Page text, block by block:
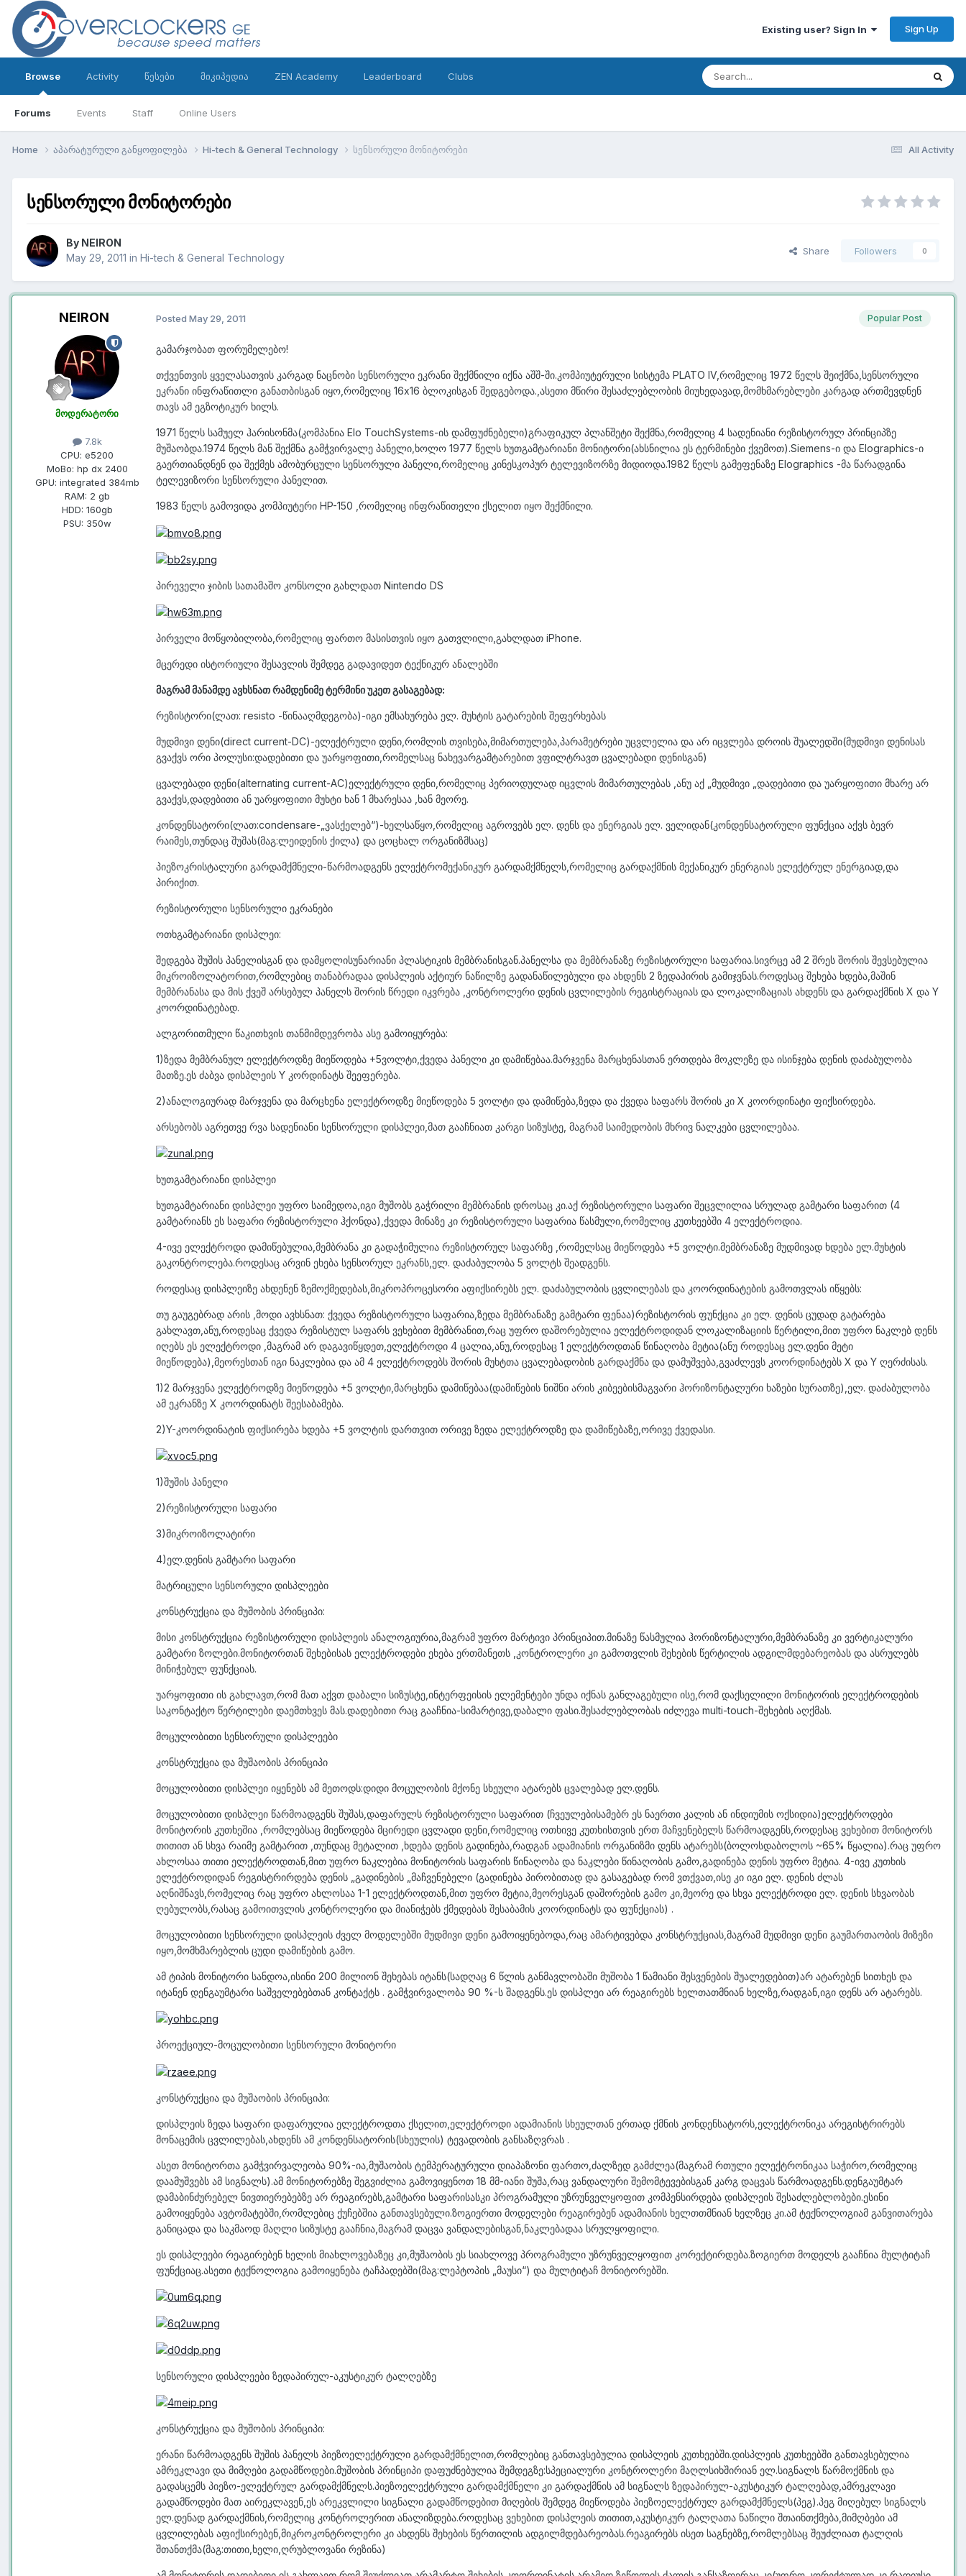
Existing user? Sign In Sign Up
Browse
Forums Events Staff Online Users
Activity წესები მიკიპედია ZEN Academy Leaderboard Clubs
All Activity
Home აპარატურული განყოფილება Hi-tech & General Technology სენსორული მონიტორები
სენსორული მონიტორები
By NEIRON
May 29, 2011 in Hi-tech & General Technology
Share Followers 0
NEIRON
მოდერატორი
7.8k
CPU: e5200
MoBo: hp dx 2400
GPU: integrated 384mb
RAM: 2 gb
HDD: 160gb
PSU: 350w
Popular Post
Posted May 29, 2011
გამარჯობათ ფორუმელებო!
თქვენთვის ყველასათვის კარგად ნაცნობი სენსორული ეკრანი შექმნილი იქნა აშშ-ში.კომპიუტერული სისტემა PLATO IV,რომელიც 1972 წელს შეიქმნა,სენსორული
ეკრანი ინფრაწითლი განათბისგან იყო,რომელიც 16x16 ბლოკისგან შედგებოდა.,ასეთი მწირი შესაძლებლობის მიუხედავად,მომხმარებლები კარგად ართმევდნენ
თავს ამ ეგზოტიკურ ხილს.
1971 წელს სამუელ ჰარისონმა(კომპანია Elo TouchSystems-ის დამფუძნებელი)გრაფიკულ პლანშეტი შექმნა,რომელიც 4 სადენიანი რეზისტორულ პრინციპზე
მუშაობდა.1974 წელს მან შექმნა გამჭვირვალე პანელი,ხოლო 1977 წელს ხუთგამტარიანი მონიტორი(ახსნილია ეს ტერმინები ქვემოთ).Siemens-ი და Elographics-ი
გაერთიანდნენ და შექმეს ამობურცული სენსორული პანელი,რომელიც კინესკოპურ ტელევიზორზე მიდიოდა.1982 წელს გამეფენაზე Elographics -მა წარადგინა
ტელევიზორი სენსორული პანელით.
1983 წელს გამოვიდა კომპიუტერი HP-150 ,რომელიც ინფრაწითელი ქსელით იყო შექმნილი.
პირეველი ჯიბის სათამაშო კონსოლი გახლდათ Nintendo DS
პირველი მოწყობილობა,რომელიც ფართო მასისთვის იყო გათვლილი,გახლდათ iPhone.
მცერედი ისტორიული შესავლის შემდეგ გადავიდეთ ტექნიკურ ანალებში
მაგრამ მანამდე ავხსნათ რამდენიმე ტერმინი უკეთ გასაგებად:
რეზისტორი(ლათ: resisto -წინააღმდეგობა)-იგი ემსახურება ელ. მუხტის გატარების შეფერხებას
მუდმივი დენი(direct current-DC)-ელექტრული დენი,რომლის თვისება,მიმართულება,პარამეტრები უცვლელია და არ იცვლება დროის შუალედში(მუდმივი დენისას
გვაქვს ორი პოლუსი:დადებითი და უარყოფითი,რომელსაც ნახევარგამტარებით ვფილტრავთ ცვალებადი დენისგან)
ცვალებადი დენი(alternating current-AC)ელექტრული დენი,რომელიც პერიოდულად იცვლის მიმართულებას ,ანუ აქ „მუდმივი „დადებითი და უარყოფითი მხარე არ
გვაქვს,დადებითი ან უარყოფითი მუხტი ხან 1 მხარესაა ,ხან მეორე.
კონდენსატორი(ლათ:condensare-„ვასქელებ“)-ხელსაწყო,რომელიც აგროვებს ელ. დენს და ენერგიას ელ. ველიდან(კონდენსატორული ფუნქცია აქვს ბევრ
რაიმეს,თუნდაც შუშას(მაგ:ლეიდენის ქილა) და ცოცხალ ორგანიზმსაც)
პიეზოკრისტალური გარდამქმნელი-წარმოადგენს ელექტრომექანიკურ გარდამქმნელს,რომელიც გარდაქმნის მექანიკურ ენერგიას ელექტრულ ენერგიად,და
პირიქით.
რეზისტორული სენსორული ეკრანები
ოთხგამტარიანი დისპლეი:
შედგება შუშის პანელისგან და დამყოლისუნარიანი პლასტიკის მემბრანისგან.პანელსა და მემბრანაზე რეზისტორული საფარია.სივრცე ამ 2 შრეს შორის შევსებულია
მიკროიზოლატორით,რომლებიც თანაბრადაა დისპლეის აქტიურ ნაწილზე გადანაწილებული და ახდენს 2 ზედაპირის გამიჯვნას.როდესაც შეხება ხდება,მაშინ
მემბრანასა და მის ქვეშ არსებულ პანელს შორის წრედი იკვრება ,კონტროლერი დენის ცვლილების რეგისტრაციას და ლოკალიზაციას ახდენს და გარდაქმნის X და Y
კოორდინატებად.
ალგორითმული წაკითხვის თანმიმდევრობა ასე გამოიყურება:
1)ზედა მემბრანულ ელექტროდზე მიეწოდება +5ვოლტი,ქვედა პანელი კი დამიწებაა.მარჯვენა მარცხენასთან ერთდება მოკლეზე და ისინჯება დენის დაძაბულობა
მათზე.ეს ძაბვა დისპლეის Y კორდინატს შეეფერება.
2)ანალოგიურად მარჯვენა და მარცხენა ელექტროდზე მიეწოდება 5 ვოლტი და დამიწება,ზედა და ქვედა საფარს შორის კი X კოორდინატი ფიქსირდება.
არსებობს აგრეთვე რვა სადენიანი სენსორული დისპლეი,მათ გააჩნიათ კარგი სიზუსტე, მაგრამ საიმედობის მხრივ ნალკები ცვლილებაა.
ხუთგამტარიანი დისპლეი
ხუთგამტარიანი დისპლეი უფრო საიმედოა,იგი მუშობს გაჭრილი მემბრანის დროსაც კი.აქ რეზისტორული საფარი შეცვლილია სრულად გამტარი საფარით (4
გამტარიანს ეს საფარი რეზისტორული ჰქონდა),ქვედა მინაზე კი რეზისტორული საფარია წასმული,რომელიც კუთხეებში 4 ელექტროდია.
4-ივე ელექტროდი დამიწებულია,მემბრანა კი გადაჭიმულია რეზისტორულ საფარზე ,რომელსაც მიეწოდება +5 ვოლტი.მემბრანაზე მუდმივად ხდება ელ.მუხტის
გაკონტროლება.როდესაც არვინ ეხება სენსორულ ეკრანს,ელ. დაძაბულობა 5 ვოლტს შეადგენს.
როდესაც დისპლეიზე ახდენენ ზემოქმედებას,მიკროპროცესორი აფიქსირებს ელ. დაძაბულობის ცვლილებას და კოორდინატების გამოთვლას იწყებს:
თუ გაუგებრად არის ,მოდი ავხსნათ: ქვედა რეზისტორული საფარია,ზედა მემბრანაზე გამტარი ფენაა)რეზისტორის ფუნქცია კი ელ. დენის ცუდად გატარება
გახლავთ,ანუ,როდესაც ქვედა რეზისტულ საფარს ვეხებით მემბრანით,რაც უფრო დაშორებულია ელექტროდიდან ლოკალიზაციის წერტილი,მით უფრო ნაკლებ დენს
იღებს ეს ელექტროდი ,მაგრამ არ დაგავიწყდეთ,ელექტროდი 4 ცალია,ანუ,როდესაც 1 ელექტროდთან წინაღობა მეტია(ანუ როდესაც ელ.დენი მეტი
მიეწოდება),მეორესთან იგი ნაკლებია და ამ 4 ელექტროდებს შორის მუხტთა ცვალებადობის გარდაქმნა და დამუშვება,გვაძლევს კოორდინატებს X და Y ღერძისას.
1)2 მარჯვენა ელექტროდზე მიეწოდება +5 ვოლტი,მარცხენა დამიწებაა(დამიწების ნიშნი არის კიბეებისმაგვარი ჰორიზონტალური ხაზები სურათზე),ელ. დაძაბულობა
ამ ეკრანზე X კოორდინატს შეესაბამება.
2)Y-კოორდინატის ფიქსირება ხდება +5 ვოლტის დართვით ორივე ზედა ელექტროდზე და დამიწებაზე,ორივე ქვედასი.
1)შუშის პანელი
2)რეზისტორული საფარი
3)მიკროიზოლატირი
4)ელ.დენის გამტარი საფარი
მატრიცული სენსორული დისპლეები
კონსტრუქცია და მუშობის პრინციპი:
მისი კონსტრუქცია რეზისტორული დისპლეის ანალოგიურია,მაგრამ უფრო მარტივი პრინციპით.მინაზე წასმულია ჰორიზონტალური,მემბრანაზე კი ვერტიკალური
გამტარი ზოლები.მონიტორთან შეხებისას ელექტროდები ეხება ერთმანეთს ,კონტროლერი კი გამოთვლის შეხების წერტილის ადგილმდებარეობას და ასრულებს
მინიჭებულ ფუნქციას.
უარყოფითი ის გახლავთ,რომ მათ აქვთ დაბალი სიზუსტე,ინტერფეისის ელემენტები უნდა იქნას განლაგებული ისე,რომ დაქსელილი მონიტორის ელექტროდების
საკონტაქტო წერტილები დაემთხვეს მას.დადებითი რაც გააჩნია-სიმარტივე,დაბალი ფასი.შესაძლებლობას იძლევა multi-touch-შეხების აღქმას.
მოცულობითი სენსორული დისპლეები
კონსტრუქცია და მუშაობის პრინციპი
მოცულობითი დისპლეი იყენებს ამ მეთოდს:დიდი მოცულობის მქონე სხეული ატარებს ცვალებად ელ.დენს.
მოცულობითი დისპლეი წარმოადგენს შუშას,დაფარულს რეზისტორული საფარით (ჩვეულებისამებრ ეს ნაერთი კალის ან ინდიუმის ოქსიდია)ელექტროდები
მონიტორის კუთხეშია ,რომლებსაც მიეწოდება მცირედი ცვლადი დენი,რომელიც ოთხივე კუთხისთვის ერთ მაჩვენებელს წარმოადგენს,როდესაც ვეხებით მონიტორს
თითით ან სხვა რაიმე გამტარით ,თუნდაც მეტალით ,ხდება დენის გადინება,რადგან ადამიანის ორგანიზმი დენს ატარებს(ბოლოსდაბოლოს ~65% წყალია).რაც უფრო
ახლოსაა თითი ელექტროდთან,მით უფრო ნაკლებია მონიტორის საფარის წინაღობა და ნაკლები წინაღობის გამო,გადინება დენის უფრო მეტია. 4-ივე კუთხის
ელექტროდიდან რეგისტრირდება დენის „გადინების „მაჩვენებელი (გადინება პირობითად და გასაგებად რომ ვთქვათ,ისე კი იგი ელ. დენის ძლას
აღნიშნავს,რომელიც რაც უფრო ახლოსაა 1-1 ელექტროდთან,მით უფრო მეტია,მეორესგან დაშორების გამო კი,მეორე და სხვა ელექტროდი ელ. დენის სხვაობას
ღებულობს,რასაც გამოითვლის კონტროლერი და მიანიჭებს ქმედებას შესაბამის კოორდინატს და ფუნქციას) .
მოცულობითი სენსორული დისპლეის ძველ მოდელებში მუდმივი დენი გამოიყენებოდა,რაც ამარტივებდა კონსტრუქციას,მაგრამ მუდმივი დენი გაუმართაობის მიზეზი
იყო,მომხმარებლის ცუდი დამიწების გამო.
ამ ტიპის მონიტორი სანდოა,ისინი 200 მილიონ შეხებას იტანს(სადღაც 6 წლის განმავლობაში მუშობა 1 წამიანი შესვენების შუალედებით)არ ატარებენ სითხეს და
იტანენ დენგაუმტარი საშველებებთან კონტაქტს . გამჭვირვალობა 90 %-ს შადგენს.ეს დისპლეი არ რეაგირებს ხელთათმნიან ხელზე,რადგან,იგი დენს არ ატარებს.
პროექციულ-მოცულობითი სენსორული მონიტორი
კონსტრუქცია და მუშაობის პრინციპი:
დისპლეის ზედა საფარი დაფარულია ელექტროდთა ქსელით,ელექტროდი ადამიანის სხეულთან ერთად ქმნის კონდენსატორს,ელექტრონიკა არეგისტრირებს
მონაცემის ცვლილებას,ახდენს ამ კონდენსატორის(სხეულის) ტევადობის განსაზღვრას .
ასეთ მონიტორთა გამჭვირვალეობა 90%-ია,მუშაობის ტემპერატურული დიაპაზონი ფართო,ძალზედ გამძლეა(მაგრამ რთული ელექტრონიკაა საჭირო,რომელიც
დაამუშვებს ამ სიგნალს).ამ მონიტორებზე შეგვიძლია გამოვიყენოთ 18 მმ-იანი შუშა,რაც ვანდალური შემომტევებისგან კარგ დაცვას წარმოადგენს.დენგაუმტარ
დამაბინძურებელ ნივთიერებებზე არ რეაგირებს,გამტარი საფარისასკი პროგრამული უზრუნველყოფით კომპენსირდება დისპლეის შესაძლებლობები.ესინი
გამოიყენება ავტომატებში,რომლებიც ქუჩებშია განთავსებული.ზოგიერთი მოდელები რეაგირებენ ადამიანის ხელთთმნიან ხელზეც კი.ამ ტექნოლოგიამ განვითარება
განიცადა და საკმაოდ მაღლი სიზუსტე გააჩნია,მაგრამ დაცვა ვანდალებისგან,ნაკლებადაა სრულყოფილი.
ეს დისპლეები რეაგირებენ ხელის მიახლოვებაზეც კი,მუშაობის ეს სიახლოვე პროგრამული უზრუნველყოფით კორექტირდება.ზოგიერთ მოდელს გააჩნია მულტიტაჩ
ფუნქციაც.ასეთი ტექნოლოგია გამოიყენება ტაჩპადებში(მაგ:ლეპტოპის „მაუსი“) და მულტიტაჩ მონიტორებში.
სენსორული დისპლეები ზედაპირულ-აკუსტიკურ ტალღებზე
კონსტრუქცია და მუშობის პრინციპი:
ერანი წარმოადგენს შუშის პანელს პიეზოელექტრული გარდამქმნელით,რომლებიც განთავსებულია დისპლეის კუთხეებში.დისპლეის კუთხეებში განთავსებულია
ამრეკლავი და მიმღები გადამწოდები.მუშობის პრინციპი დაფუძნებულია შემდეგზე:სპეციალური კონტროლერი მაღლსიხშირიან ელ.სიგნალს წარმოქმნის და
გადასცემს პიეზო-ელექტრულ გარდამქმნელს.პიეზოელექტრული გარდამქმნელი კი გარდაქმნის ამ სიგნალს ზედაპირულ-აკუსტიკურ ტალღებად,ამრეკლავი
გადამწოდები მათ აირეკლავენ,ეს არეკვლილი სიგნალი გადამწოდებით მიღების შემდეგ მიეწოდება პიეზოელექტრულ გარდამქმნელს(პეგ).პეგ მიღებულ სიგნალს
ელ.დენად გარდაქმნის,რომელიც კონტროლერით ანალიზდება.როდესაც ვეხებით დისპლეის თითით,აკუსტიკურ ტალღათა ნაწილი შთაინთქმება,მიმღბები ამ
ცვლილებას აფიქსირებენ,მიკროკონტროლერი კი ახდენს შეხების წერთილის ადგილმდებარეობას.რეაგირებს ისეთ საგნებზე,რომლებსაც შეუძლიათ ტალღის
შთანთქმა(მაგ:თითი,ხელი,ღრუბლოვანი რეზინა)